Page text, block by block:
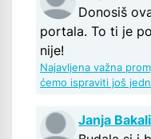
Donosiš
portala. To ti je
nije!
Najavljena važna
ćemo ispraviti još
Janja